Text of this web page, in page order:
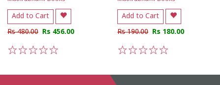
Add to Cart
Rs 480.00 Rs 456.00
Add to Cart
Rs 190.00 Rs 180.00